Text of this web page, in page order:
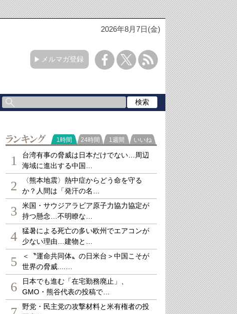
2026年8月7日(金)
メルマガ登録
ランキング
1時間 24時間 1週間 いいね
1
台湾有事の脅威は日本だけでない…周辺
海域に進出する中国…
2
〈熊本地震〉熱中症からどう命を守る
か？人間は「発汗の名…
3
米国・サウジアラビア原子力協力協定が
持つ懸念…不明瞭な…
4
猛暑による死亡の多い欧州でエアコンが
少ない理由…建物と…
5
＜〝運命共同体〟の日米台＞中国こそが
世界の脅威....…
6
日本でも進む「在宅勤務廃止」、
GMO・熊谷代表の投稿で…
野党・民主党の攻撃材料と米有権者の投